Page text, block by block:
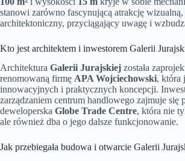
stanowi zarówno fascynującą atrakcję
architektoniczny, przyciągający uwagę i
Kto jest architektem i inwestorem Galerii
Architektura Galerii Jurajskiej została
renomowaną firmę APA Wojciechowski, która
innowacyjnych i praktycznych koncepcji.
zarządzaniem centrum handlowego zajmuje się
deweloperska Globe Trade Centre, która nie
ale również dba o jego dalsze funkcjonowanie.
Jak przebiegała budowa i otwarcie Galerii